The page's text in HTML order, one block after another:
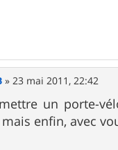
»23 mai 2011, 22:42
un porte-
mais enfin, avec